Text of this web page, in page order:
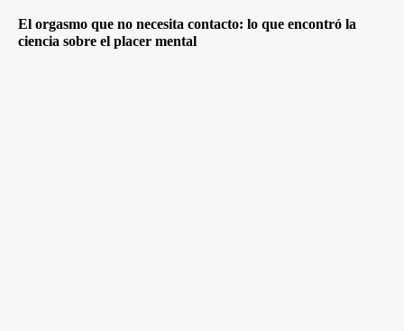
El orgasmo que no necesita contacto: lo que encontró la
ciencia sobre el placer mental